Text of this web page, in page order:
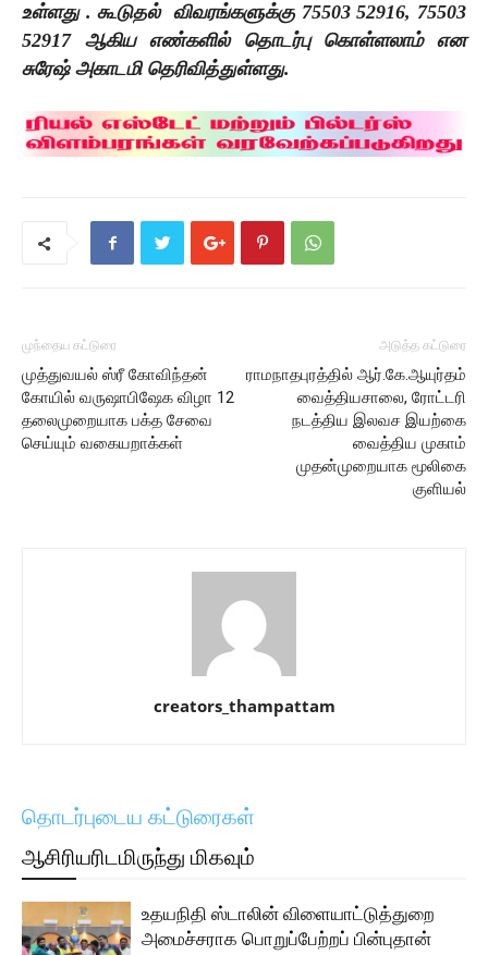
உள்ளது . கூடுதல் விவரங்களுக்கு 75503 52916, 75503
52917 ஆகிய எண்களில் தொடர்பு கொள்ளலாம் என
சுரேஷ் அகாடமி தெரிவித்துள்ளது.
முந்தைய கட்டுரை
முத்துவயல் ஸ்ரீ கோவிந்தன்
கோயில் வருஷாபிஷேக விழா 12
தலைமுறையாக பக்த சேவை
செய்யும் வகையறாக்கள்
அடுத்த கட்டுரை
ராமநாதபுரத்தில் ஆர்.கே.ஆயுர்தம்
வைத்தியசாலை, ரோட்டரி
நடத்திய இலவச இயற்கை
வைத்திய முகாம்
முதன்முறையாக மூலிகை
குளியல்
creators_thampattam
தொடர்புடைய கட்டுரைகள்
ஆசிரியரிடமிருந்து மிகவும்
உதயநிதி ஸ்டாலின் விளையாட்டுத்துறை
அமைச்சராக பொறுப்பேற்றப் பின்புதான்